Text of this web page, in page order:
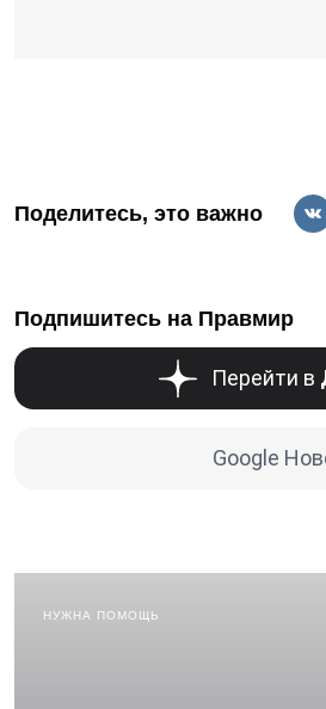
Поделитесь, это важно
Подпишитесь на Правмир
Перейти в
Google
НУЖНА ПОМОЩЬ